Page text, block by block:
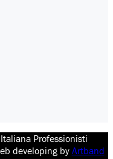
Professionisti
developing by Artband